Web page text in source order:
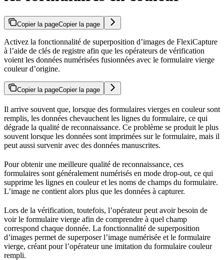
Copier la pageCopier la page
Activez la fonctionnalité de superposition d’images de FlexiCapture
à l’aide de clés de registre afin que les opérateurs de vérification
voient les données numérisées fusionnées avec le formulaire vierge
couleur d’origine.
Copier la pageCopier la page
Il arrive souvent que, lorsque des formulaires vierges en couleur sont
remplis, les données chevauchent les lignes du formulaire, ce qui
dégrade la qualité de reconnaissance. Ce problème se produit le plus
souvent lorsque les données sont imprimées sur le formulaire, mais il
peut aussi survenir avec des données manuscrites.
Pour obtenir une meilleure qualité de reconnaissance, ces
formulaires sont généralement numérisés en mode drop-out, ce qui
supprime les lignes en couleur et les noms de champs du formulaire.
L’image ne contient alors plus que les données à capturer.
Lors de la vérification, toutefois, l’opérateur peut avoir besoin de
voir le formulaire vierge afin de comprendre à quel champ
correspond chaque donnée. La fonctionnalité de superposition
d’images permet de superposer l’image numérisée et le formulaire
vierge, créant pour l’opérateur une imitation du formulaire couleur
rempli.